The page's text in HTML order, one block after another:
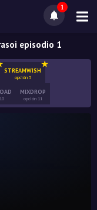
1
episodio 1
STREAMWISH
opción 5
MIXDROP
opción 11